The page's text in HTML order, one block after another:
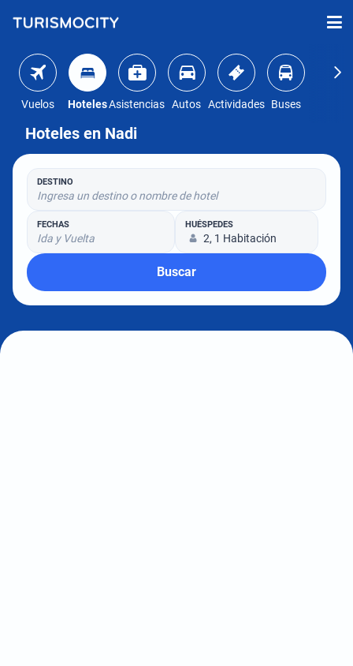
Vuelos HotelesAsistencias Autos Actividades Buses
Hoteles en Nadi
DESTINO
Ingresa un destino o nombre de hotel
FECHAS
Ida y Vuelta
HUÉSPEDES
2, 1 Habitación
Buscar